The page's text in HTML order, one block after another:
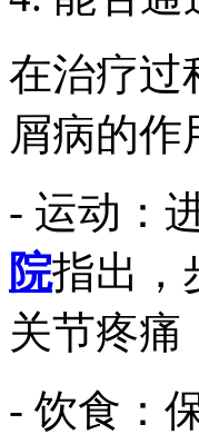
在治疗过
屑病的作
- 运动：
院指出，
关节疼痛
- 饮食：